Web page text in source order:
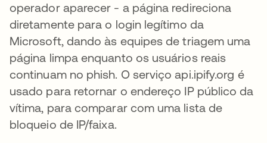
operador aparecer - a página redireciona
diretamente para o login legítimo da
Microsoft, dando às equipes de triagem uma
página limpa enquanto os usuários reais
continuam no phish. O serviço api.ipify.org é
usado para retornar o endereço IP público da
vítima, para comparar com uma lista de
bloqueio de IP/faixa.